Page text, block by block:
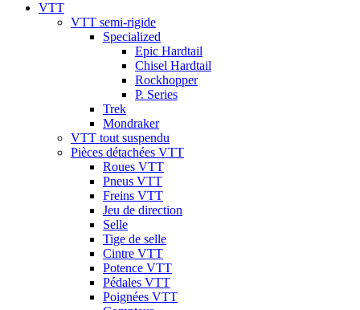
VTT
VTT semi-rigide
Specialized
Epic Hardtail
Chisel Hardtail
Rockhopper
P. Series
Trek
Mondraker
VTT tout suspendu
Pièces détachées VTT
Roues VTT
Pneus VTT
Freins VTT
Jeu de direction
Selle
Tige de selle
Cintre VTT
Potence VTT
Pédales VTT
Poignées VTT